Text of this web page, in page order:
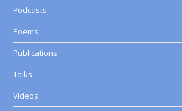
Podcasts
Poems
Publications
Talks
Videos